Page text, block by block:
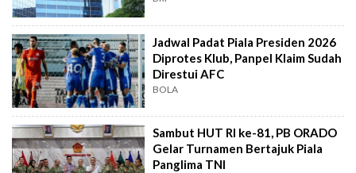
Jadwal Padat Piala Presiden 2026
Diprotes Klub, Panpel Klaim Sudah
Direstui AFC
BOLA
Sambut HUT RI ke-81, PB ORADO
Gelar Turnamen Bertajuk Piala
Panglima TNI